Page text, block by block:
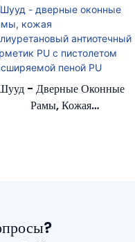
- Дверные Оконные
Рамы, Кожая